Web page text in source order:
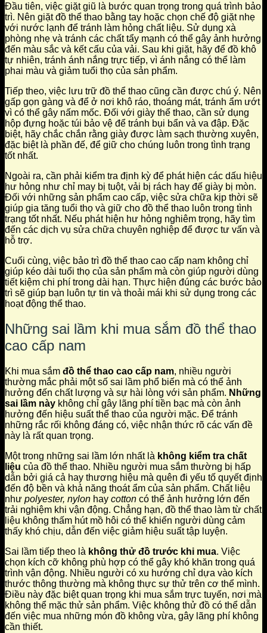
Đầu tiên, việc giặt giũ là bước quan trọng trong quá trình bảo
trì. Nên giặt đồ thể thao bằng tay hoặc chọn chế độ giặt nhẹ
với nước lạnh để tránh làm hỏng chất liệu. Sử dụng xà
phòng nhẹ và tránh các chất tẩy mạnh có thể gây ảnh hưởng
đến màu sắc và kết cấu của vải. Sau khi giặt, hãy để đồ khô
tự nhiên, tránh ánh nắng trực tiếp, vì ánh nắng có thể làm
phai màu và giảm tuổi thọ của sản phẩm.
Tiếp theo, việc lưu trữ đồ thể thao cũng cần được chú ý. Nên
gấp gọn gàng và để ở nơi khô ráo, thoáng mát, tránh ẩm ướt
vì có thể gây nấm mốc. Đối với giày thể thao, cần sử dụng
hộp đựng hoặc túi bảo vệ để tránh bụi bẩn và va đập. Đặc
biệt, hãy chắc chắn rằng giày được làm sạch thường xuyên,
đặc biệt là phần đế, để giữ cho chúng luôn trong tình trạng
tốt nhất.
Ngoài ra, cần phải kiểm tra định kỳ để phát hiện các dấu hiệu
hư hỏng như chỉ may bị tuột, vải bị rách hay đế giày bị mòn.
Đối với những sản phẩm cao cấp, việc sửa chữa kịp thời sẽ
giúp gia tăng tuổi thọ và giữ cho đồ thể thao luôn trong tình
trạng tốt nhất. Nếu phát hiện hư hỏng nghiêm trọng, hãy tìm
đến các dịch vụ sửa chữa chuyên nghiệp để được tư vấn và
hỗ trợ.
Cuối cùng, việc bảo trì đồ thể thao cao cấp nam không chỉ
giúp kéo dài tuổi thọ của sản phẩm mà còn giúp người dùng
tiết kiệm chi phí trong dài hạn. Thực hiện đúng các bước bảo
trì sẽ giúp bạn luôn tự tin và thoải mái khi sử dụng trong các
hoạt động thể thao.
Những sai lầm khi mua sắm đồ thể thao
cao cấp nam
Khi mua sắm đồ thể thao cao cấp nam, nhiều người
thường mắc phải một số sai lầm phổ biến mà có thể ảnh
hưởng đến chất lượng và sự hài lòng với sản phẩm. Những
sai lầm này không chỉ gây lãng phí tiền bạc mà còn ảnh
hưởng đến hiệu suất thể thao của người mặc. Để tránh
những rắc rối không đáng có, việc nhận thức rõ các vấn đề
này là rất quan trọng.
Một trong những sai lầm lớn nhất là không kiểm tra chất
liệu của đồ thể thao. Nhiều người mua sắm thường bị hấp
dẫn bởi giá cả hay thương hiệu mà quên đi yếu tố quyết định
đến độ bền và khả năng thoát ẩm của sản phẩm. Chất liệu
như polyester, nylon hay cotton có thể ảnh hưởng lớn đến
trải nghiệm khi vận động. Chẳng hạn, đồ thể thao làm từ chất
liệu không thấm hút mồ hôi có thể khiến người dùng cảm
thấy khó chịu, dẫn đến việc giảm hiệu suất tập luyện.
Sai lầm tiếp theo là không thử đồ trước khi mua. Việc
chọn kích cỡ không phù hợp có thể gây khó khăn trong quá
trình vận động. Nhiều người có xu hướng chỉ dựa vào kích
thước thông thường mà không thực sự thử trên cơ thể mình.
Điều này đặc biệt quan trọng khi mua sắm trực tuyến, nơi mà
không thể mặc thử sản phẩm. Việc không thử đồ có thể dẫn
đến việc mua những món đồ không vừa, gây lãng phí không
cần thiết.